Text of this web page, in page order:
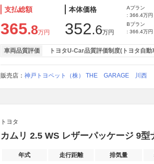
支払総額
365.8万円
本体価格
352.6万円
Aプラン
: 366.4万円
Bプラン
: 366.4万円
車両品質評価 トヨタU-Car品質評価制度(トヨタ自動
販売店： 神戸トヨペット（株） THE GARAGE 川西
トヨタ
カムリ 2.5 WS レザーパッケージ 9
年式 走行距離 排気量